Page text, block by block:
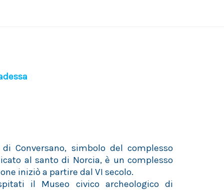
Conversano, simbolo del complesso
al santo di Norcia, è un complesso
iniziò a partire dal VI secolo.
il Museo civico archeologico di